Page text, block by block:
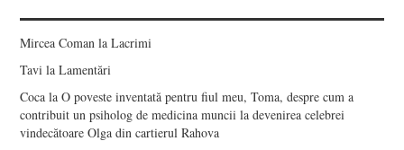
Mircea Coman laLacrimi
Tavi laLamentări
Coca laO poveste inventată pentru fiul meu, Toma, despre cum a
contribuit un psiholog de medicina muncii la devenirea celebrei
vindecătoare Olga din cartierul Rahova